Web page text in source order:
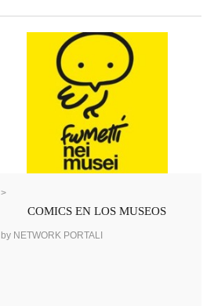
>
COMICS EN LOS MUSEOS
by NETWORK PORTALI